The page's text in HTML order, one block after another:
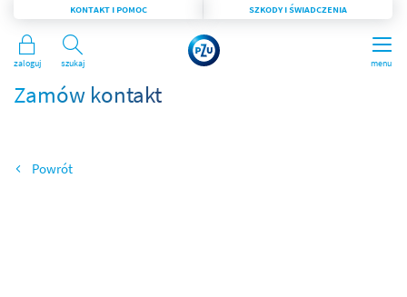
menu
Szukaj
KONTAKT I POMOC SZKODY I ŚWIADCZENIA
Zaloguj
Zamów kontakt
Wróć